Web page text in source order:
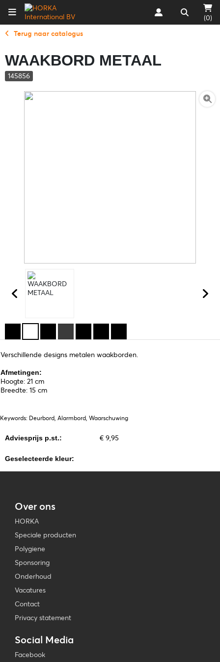
(0)
Terug naar catalogus
WAAKBORD METAAL
145856
Verschillende designs metalen waakborden.
Afmetingen:
Hoogte: 21 cm
Breedte: 15 cm
Keywords: Deurbord, Alarmbord, Waarschuwing
Adviesprijs p.st.: € 9,95
Geselecteerde kleur:
Over ons
HORKA
Speciale producten
Polygiene
Sponsoring
Onderhoud
Vacatures
Contact
Privacy statement
Social Media
Facebook